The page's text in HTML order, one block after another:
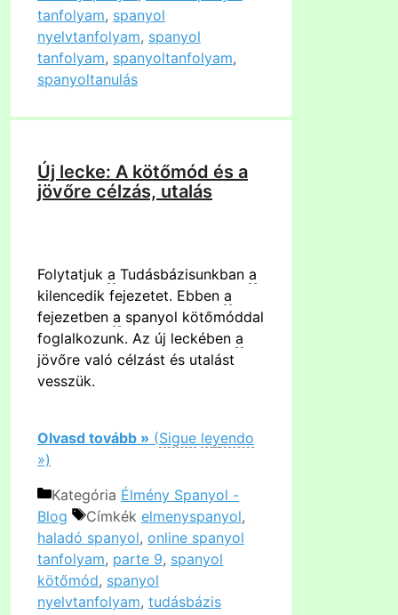
tanfolyam, spanyol
nyelvtanfolyam, spanyol
tanfolyam, spanyoltanfolyam,
spanyoltanulás
Új lecke: A kötőmód és a
jövőre célzás, utalás
Folytatjuk a Tudásbázisunkban a
kilencedik fejezetet. Ebben a
fejezetben a spanyol kötőmóddal
foglalkozunk. Az új leckében a
jövőre való célzást és utalást
vesszük.
Olvasd tovább » (Sigue leyendo
»)
Kategória Élmény Spanyol -
Blog
Címkék elmenyspanyol,
haladó spanyol, online spanyol
tanfolyam, parte 9, spanyol
kötőmód, spanyol
nyelvtanfolyam, tudásbázis